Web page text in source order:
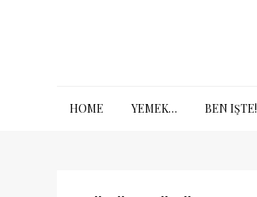
HOME YEMEK… BEN IŞTE!